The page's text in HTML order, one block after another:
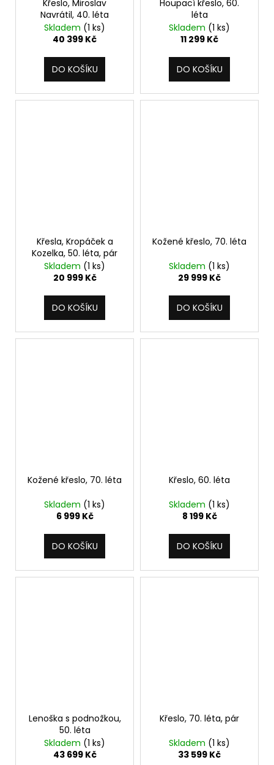
Křeslo, Miroslav
Navrátil, 40. léta
Skladem (1 ks)
40 399 Kč
DO KOŠÍKU
Houpací křeslo, 60.
léta
Skladem (1 ks)
11 299 Kč
DO KOŠÍKU
Křesla, Kropáček a
Kozelka, 50. léta, pár
Skladem (1 ks)
20 999 Kč
DO KOŠÍKU
Kožené křeslo, 70. léta
Skladem (1 ks)
29 999 Kč
DO KOŠÍKU
Kožené křeslo, 70. léta
Skladem (1 ks)
6 999 Kč
DO KOŠÍKU
Křeslo, 60. léta
Skladem (1 ks)
8 199 Kč
DO KOŠÍKU
Lenoška s podnožkou,
50. léta
Skladem (1 ks)
43 699 Kč
Křeslo, 70. léta, pár
Skladem (1 ks)
33 599 Kč